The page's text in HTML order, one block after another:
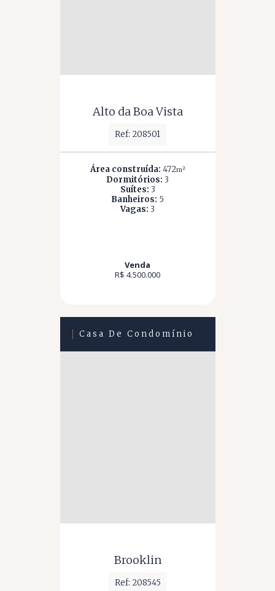
Alto da Boa Vista
Ref: 208501
Área construída: 472m²
Dormitórios: 3
Suítes: 3
Banheiros: 5
Vagas: 3
Venda
R$ 4.500.000
Casa De Condomínio
Brooklin
Ref: 208545